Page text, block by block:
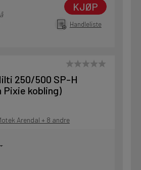
KJØP
Handleliste
250/500 SP-H
Pixie kobling)
Arendal + 8 andre